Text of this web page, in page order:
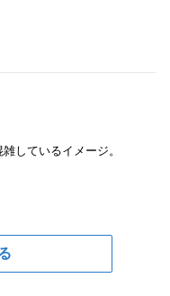
しているイメージ。